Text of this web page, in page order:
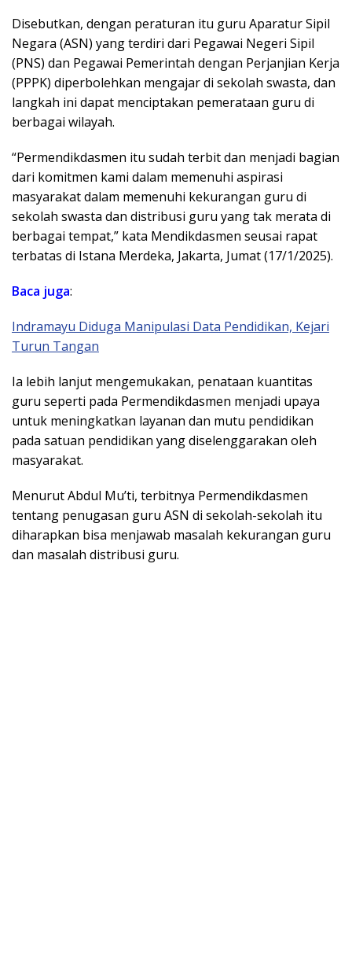
Disebutkan, dengan peraturan itu guru Aparatur Sipil
Negara (ASN) yang terdiri dari Pegawai Negeri Sipil
(PNS) dan Pegawai Pemerintah dengan Perjanjian Kerja
(PPPK) diperbolehkan mengajar di sekolah swasta, dan
langkah ini dapat menciptakan pemerataan guru di
berbagai wilayah.
“Permendikdasmen itu sudah terbit dan menjadi bagian
dari komitmen kami dalam memenuhi aspirasi
masyarakat dalam memenuhi kekurangan guru di
sekolah swasta dan distribusi guru yang tak merata di
berbagai tempat,” kata Mendikdasmen seusai rapat
terbatas di Istana Merdeka, Jakarta, Jumat (17/1/2025).
Baca juga:
Indramayu Diduga Manipulasi Data Pendidikan, Kejari
Turun Tangan
Ia lebih lanjut mengemukakan, penataan kuantitas
guru seperti pada Permendikdasmen menjadi upaya
untuk meningkatkan layanan dan mutu pendidikan
pada satuan pendidikan yang diselenggarakan oleh
masyarakat.
Menurut Abdul Mu’ti, terbitnya Permendikdasmen
tentang penugasan guru ASN di sekolah-sekolah itu
diharapkan bisa menjawab masalah kekurangan guru
dan masalah distribusi guru.